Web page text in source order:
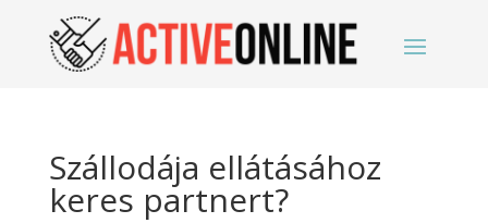
Szállodája ellátásához
keres partnert?